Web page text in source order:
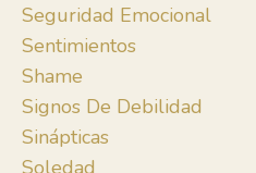
Seguridad Emocional
Sentimientos
Shame
Signos De Debilidad
Sinápticas